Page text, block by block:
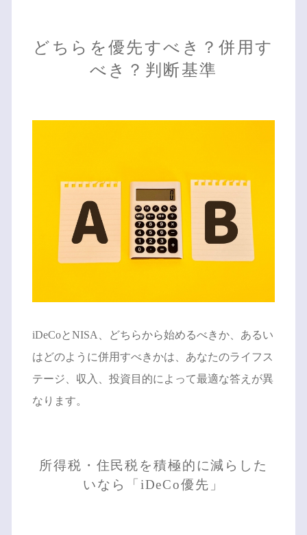
どちらを優先すべき？併用す
べき？判断基準
iDeCoとNISA、どちらから始めるべきか、あるい
はどのように併用すべきかは、あなたのライフス
テージ、収入、投資目的によって最適な答えが異
なります。
所得税・住民税を積極的に減らした
いなら「iDeCo優先」